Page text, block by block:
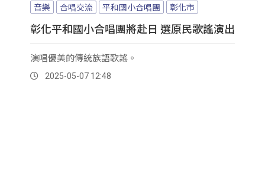
音樂 合唱交流 平和國小合唱團 彰化市
彰化平和國小合唱團將赴日 選原民歌謠演出
演唱優美的傳統族語歌謠。
2025-05-07 12:48